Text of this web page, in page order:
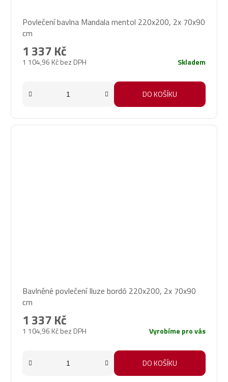
Povlečení bavlna Mandala mentol 220x200, 2x 70x90
cm
1 104,96 Kč bez DPH
1 337 Kč
Skladem
DO KOŠÍKU
Bavlněné povlečení Iluze bordó 220x200, 2x 70x90
cm
1 104,96 Kč bez DPH
1 337 Kč
Vyrobíme pro vás
DO KOŠÍKU